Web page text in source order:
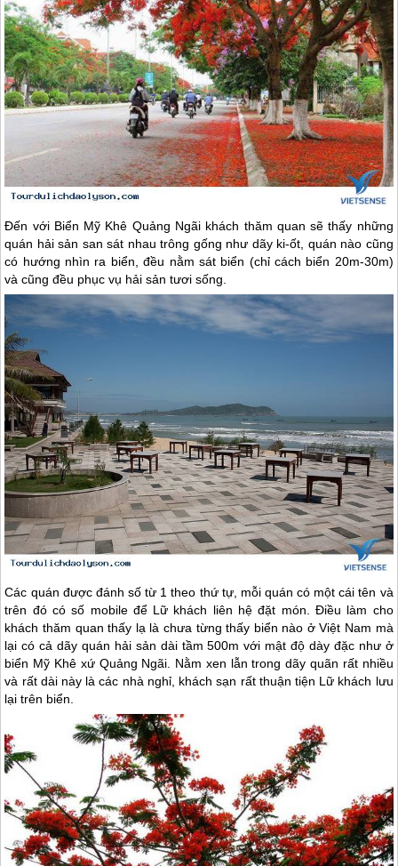
Đến với Biển Mỹ Khê Quảng Ngãi khách thăm quan sẽ thấy những
quán hải sản san sát nhau trông gống như dãy ki-ốt, quán nào cũng
có hướng nhìn ra biển, đều nằm sát biển (chỉ cách biển 20m-30m)
và cũng đều phục vụ hải sản tươi sống.
Các quán được đánh số từ 1 theo thứ tự, mỗi quán có một cái tên và
trên đó có số mobile để Lữ khách liên hệ đặt món. Điều làm cho
khách thăm quan thấy lạ là chưa từng thấy biển nào ở Việt Nam mà
lại có cả dãy quán hải sản dài tầm 500m với mật độ dày đặc như ở
biển Mỹ Khê xứ Quảng Ngãi. Nằm xen lẫn trong dãy quãn rất nhiều
và rất dài này là các nhà nghỉ, khách sạn rất thuận tiện Lữ khách lưu
lại trên biển.